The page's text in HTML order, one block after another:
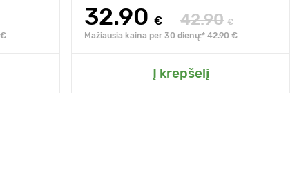
€
32.90 € 42.90 €
Mažiausia kaina per 30 dienų:* 42.90 €
Į krepšelį